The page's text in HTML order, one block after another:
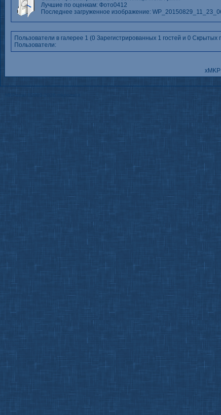
Лучшие по оценкам: Фото0412
Последнее загруженное изображение:
Пользователи в галерее 1 (0 Зарегистрированных 1 гостей и 0 Скрытых
Пользователи: